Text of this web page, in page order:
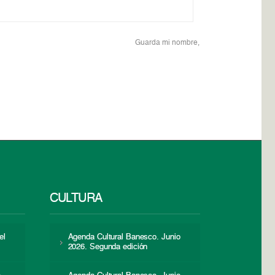
Guarda mi nombre,
CULTURA
Agenda Cultural Banesco. Junio
2026. Segunda edición